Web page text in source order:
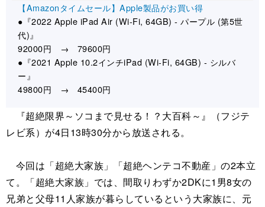
【Amazonタイムセール】Apple製品がお買い得
●『2022 Apple iPad Air (Wi-Fi, 64GB) - パープル (第5世
代)』
92000円 → 79600円
●『2021 Apple 10.2インチiPad (Wi-Fi, 64GB) - シルバ
ー』
49800円 → 45400円
『超絶限界～ソコまで見せる！？大百科～』（フジテ
レビ系）が4日13時30分から放送される。
今回は「超絶大家族」「超絶ヘンテコ不動産」の2本立
て。「超絶大家族」では、間取りわずか2DKに1男8女の
兄弟と父母11人家族が暮らしているという大家族に、元